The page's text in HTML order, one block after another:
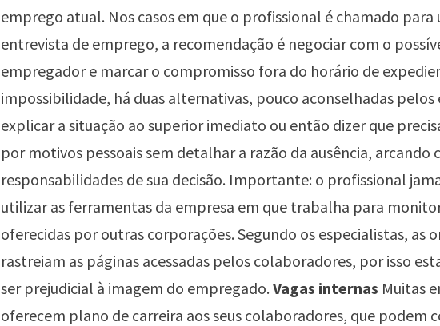
emprego atual. Nos casos em que o profissional é chamado para
entrevista de emprego, a recomendação é negociar com o
empregador e marcar o compromisso fora do horário de
impossibilidade, há duas alternativas, pouco aconselhadas pelos
explicar a situação ao superior imediato ou então dizer que
por motivos pessoais sem detalhar a razão da ausência, arcando
responsabilidades de sua decisão. Importante: o profissional
utilizar as ferramentas da empresa em que trabalha para
oferecidas por outras corporações. Segundo os especialistas, as
rastreiam as páginas acessadas pelos colaboradores, por isso
ser prejudicial à imagem do empregado. Vagas internas Muitas
oferecem plano de carreira aos seus colaboradores, que podem